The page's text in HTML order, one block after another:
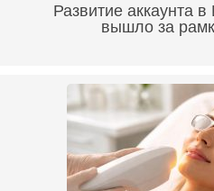
Развитие аккаунта
вышло за